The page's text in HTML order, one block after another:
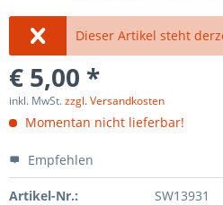
Dieser Artikel steht
€ 5,00 *
inkl. MwSt.zzgl. Versandkosten
Momentan nicht lieferbar!
Empfehlen
Artikel-Nr.: SW13931